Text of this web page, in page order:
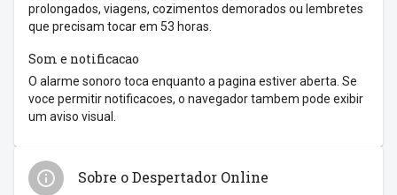
prolongados, viagens, cozimentos demorados ou lembretes
que precisam tocar em 53 horas.
Som e notificacao
O alarme sonoro toca enquanto a pagina estiver aberta. Se
voce permitir notificacoes, o navegador tambem pode exibir
um aviso visual.
Sobre o Despertador Online